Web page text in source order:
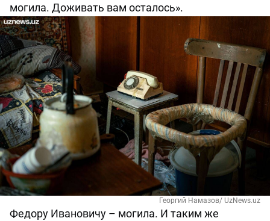
могила. Доживать вам осталось».
Георгий Намазов/ UzNews.uz
Федору Ивановичу – могила. И таким же